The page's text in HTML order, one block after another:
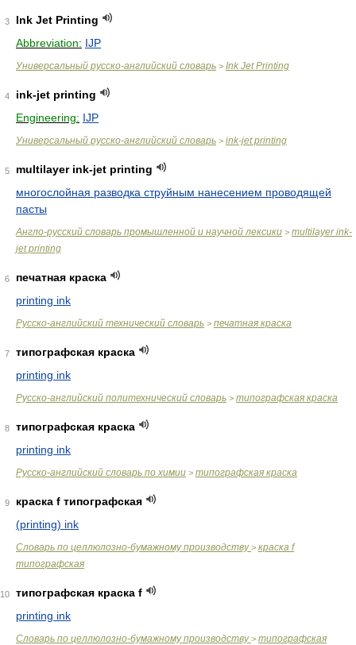
3
Ink Jet Printing
Abbreviation: IJP
Универсальный русско-английский словарь > Ink Jet Printing
4
ink-jet printing
Engineering: IJP
Универсальный русско-английский словарь > ink-jet printing
5
multilayer ink-jet printing
многослойная разводка струйным нанесением проводящей
пасты
Англо-русский словарь промышленной и научной лексики > multilayer ink-
jet printing
6
печатная краска
printing ink
Русско-английский технический словарь > печатная краска
7
типографская краска
printing ink
Русско-английский политехнический словарь > типографская краска
8
типографская краска
printing ink
Русско-английский словарь по химии > типографская краска
9
краска f типографская
(printing) ink
Словарь по целлюлозно-бумажному производству> краска f
типографская
10
типографская краска f
printing ink
Словарь по целлюлозно-бумажному производству> типографская